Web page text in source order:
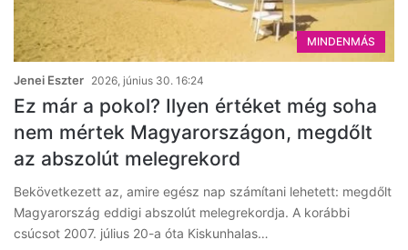
MINDENMÁS
Jenei Eszter 2026, június 30. 16:24
Ez már a pokol? Ilyen értéket még soha
nem mértek Magyarországon, megdőlt
az abszolút melegrekord
Bekövetkezett az, amire egész nap számítani lehetett: megdőlt
Magyarország eddigi abszolút melegrekordja. A korábbi
csúcsot 2007. július 20-a óta Kiskunhalas…